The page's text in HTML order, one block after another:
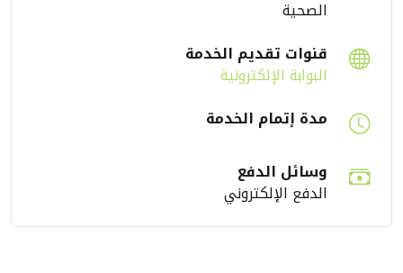
الصحية
قنوات تقديم الخدمة
البوابة الإلكترونية
مدة إتمام الخدمة
وسائل الدفع
الدفع الإلكتروني